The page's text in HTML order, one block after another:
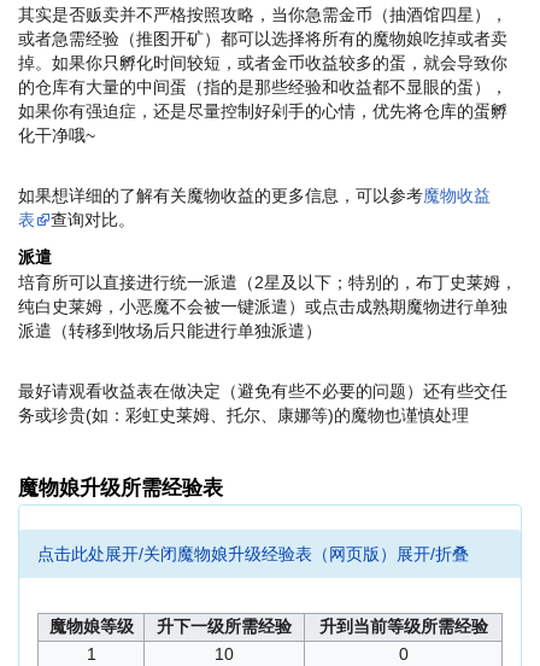
其实是否贩卖并不严格按照攻略，当你急需金币（抽酒馆四星），
或者急需经验（推图开矿）都可以选择将所有的魔物娘吃掉或者卖
掉。如果你只孵化时间较短，或者金币收益较多的蛋，就会导致你
的仓库有大量的中间蛋（指的是那些经验和收益都不显眼的蛋），
如果你有强迫症，还是尽量控制好剁手的心情，优先将仓库的蛋孵
化干净哦~
如果想详细的了解有关魔物收益的更多信息，可以参考魔物收益
表
查询对比。
派遣
培育所可以直接进行统一派遣（2星及以下；特别的，布丁史莱姆，
纯白史莱姆，小恶魔不会被一键派遣）或点击成熟期魔物进行单独
派遣（转移到牧场后只能进行单独派遣）
最好请观看收益表在做决定（避免有些不必要的问题）还有些交任
务或珍贵(如：彩虹史莱姆、托尔、康娜等)的魔物也谨慎处理
魔物娘升级所需经验表
点击此处展开/关闭魔物娘升级经验表（网页版）展开/折叠
魔物娘等级 升下一级所需经验
升到当前等级所需经验
1
10
0